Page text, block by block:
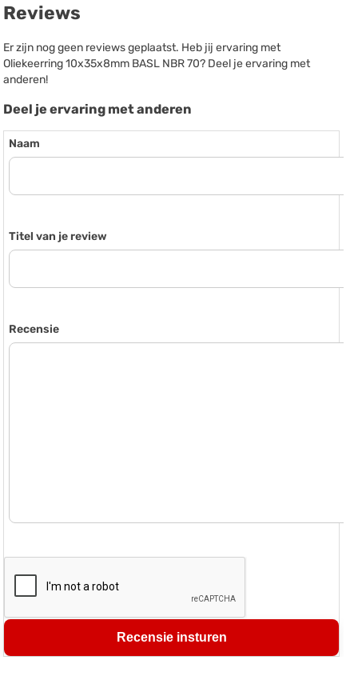
Reviews
Er zijn nog geen reviews geplaatst. Heb jij ervaring met
Oliekeerring 10x35x8mm BASL NBR 70? Deel je ervaring met
anderen!
Deel je ervaring met anderen
Naam
Titel van je review
Recensie
Recensie insturen